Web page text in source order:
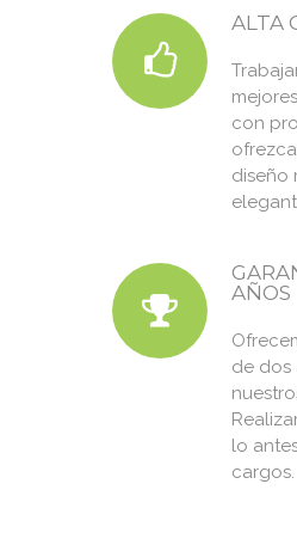
ALTA
con
diseño
AÑOS
de dos
lo
cargos.